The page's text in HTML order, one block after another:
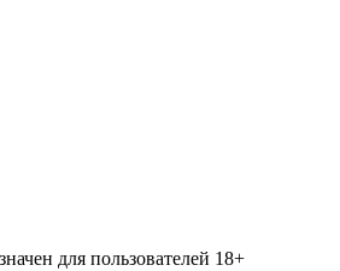
для пользователей 18+